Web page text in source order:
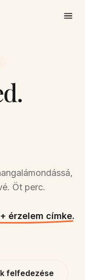
Öt perc.
érzelem címke.
felfedezése